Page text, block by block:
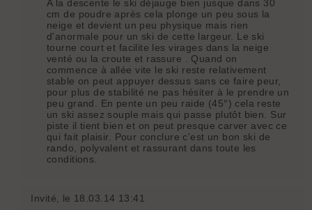
A la descente le ski déjauge bien jusque dans 30
cm de poudre après cela plonge un peu sous la
neige et devient un peu physique mais rien
d'anormale pour un ski de cette largeur. Le ski
tourne court et facilite les virages dans la neige
venté ou la croute et rassure . Quand on
commence à allée vite le ski reste relativement
stable on peut appuyer dessus sans ce faire peur,
pour plus de stabilité ne pas hésiter à le prendre un
peu grand. En pente un peu raide (45°) cela reste
un ski assez souple mais qui passe plutôt bien. Sur
piste il tient bien et on peut presque carver avec ce
qui fait plaisir. Pour conclure c'est un bon ski de
rando, polyvalent et rassurant dans toute les
conditions.
Invité , le 18.03.14 13:41